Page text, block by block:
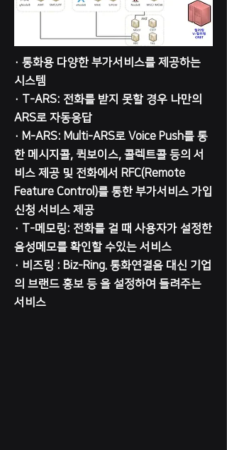
· 통화용 다양한 부가서비스를 제공하는
시스템
· T-ARS: 전화를 받지 못할 경우 나만의
ARS로 자동응답
· M-ARS: Multi-ARS로 Voice Push를 통
한 메시지콜, 퀵보이스, 콜렉트콜 등의 서
비스 제공 및 전화에서 RFC(Remote
Feature Control)를 통한 부가서비스 가입
신청 서비스 제공
· T-메모링: 전화를 걸 때 사용자가 설정한
음성메모를 확인할 수있는 서비스
· 비즈링 : Biz-Ring. 통화연결음 대신 기업
의 브랜드 홍보 등 을 설정하여 들려주는
서비스